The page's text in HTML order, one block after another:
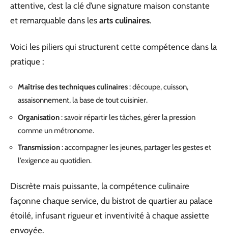
attentive, c’est la clé d’une signature maison constante
et remarquable dans les arts culinaires.
Voici les piliers qui structurent cette compétence dans la
pratique :
Maîtrise des techniques culinaires: découpe, cuisson,
assaisonnement, la base de tout cuisinier.
Organisation: savoir répartir les tâches, gérer la pression
comme un métronome.
Transmission: accompagner les jeunes, partager les gestes et
l’exigence au quotidien.
Discrète mais puissante, la compétence culinaire
façonne chaque service, du bistrot de quartier au palace
étoilé, infusant rigueur et inventivité à chaque assiette
envoyée.